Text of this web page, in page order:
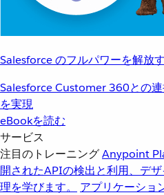
Salesforce のフルパワーを解放
Salesforce Customer 360との
を実現
eBookを読む
サービス
注目のトレーニングAnypoint
開されたAPIの検出と利用、デ
理を学びます。
アプリケーショ